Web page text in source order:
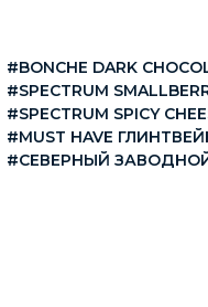
#BONCHE DARK
#SPECTRUM
#SPECTRUM SPICY
#MUST HAVE
#СЕВЕРНЫЙ